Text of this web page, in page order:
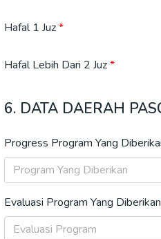
Hafal 1 Juz
Hafal Lebih Dari 2 Juz
6. DATA DAERAH
Progress Program Yang
Evaluasi Program Yang Diberikan